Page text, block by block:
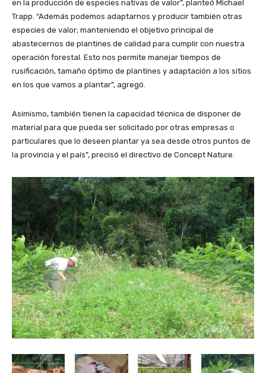
en la producción de especies nativas de valor”, planteó Michael
Trapp. “Además podemos adaptarnos y producir también otras
especies de valor; manteniendo el objetivo principal de
abastecernos de plantines de calidad para cumplir con nuestra
operación forestal. Esto nos permite manejar tiempos de
rusificación, tamaño óptimo de plantines y adaptación a los sitios
en los que vamos a plantar”, agregó.
Asimismo, también tienen la capacidad técnica de disponer de
material para que pueda ser solicitado por otras empresas o
particulares que lo deseen plantar ya sea desde otros puntos de
la provincia y el país”, precisó el directivo de Concept Nature.